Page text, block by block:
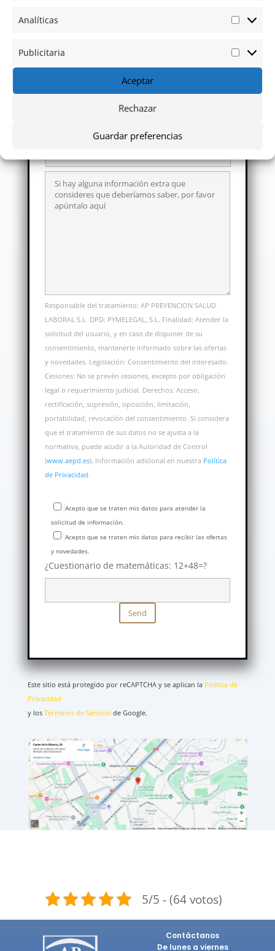
Analíticas
Publicitaria
Aceptar
Rechazar
Guardar preferencias
Responsable del tratamiento: AP PREVENCION SALUD
LABORAL S.L. DPD: PYMELEGAL, S.L. Finalidad: Atender la
solicitud del usuario, y en caso de disponer de su
consentimiento, mantenerle informado sobre las ofertas
y novedades. Legislación: Consentimiento del interesado.
Cesiones: No se prevén cesiones, excepto por obligación
legal o requerimiento judicial. Derechos: Acceso,
rectificación, supresión, oposición, limitación,
portabilidad, revocación del consentimiento. Si considera
que el tratamiento de sus datos no se ajusta a la
normativa, puede acudir a la Autoridad de Control
(www.aepd.es). Información adicional en nuestra Política
de Privacidad.
Acepto que se traten mis datos para atender la
solicitud de información.
Acepto que se traten mis datos para recibir las ofertas
y novedades.
Por favor, deja este campo vacío.
¿Cuestionario de matemáticas: 12+48=?
Send
Este sitio está protegido por reCAPTCHA y se aplican la Política de
Privacidad
y los Términosde Servicio de Google.
5/5 - (64 votos)
Contáctanos
De lunes a viernes